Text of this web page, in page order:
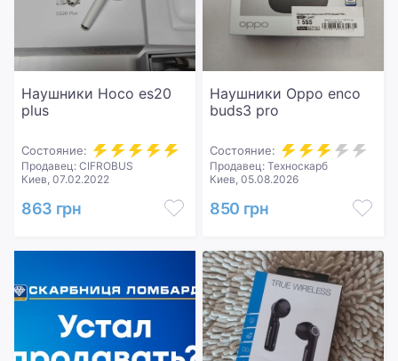
Наушники Hoco es20
plus
Состояние:
Продавец: CIFROBUS
Киев, 07.02.2022
863 грн
Наушники Oppo enco
buds3 pro
Состояние:
Продавец: Техноскарб
Киев, 05.08.2026
850 грн